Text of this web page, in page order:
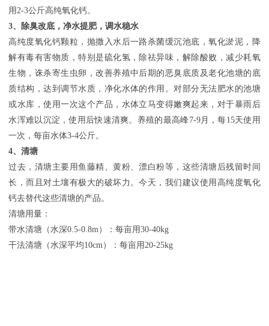
用2-3公斤高纯氧化钙。
3、除臭改底，净水提肥，调水稳水
高纯度氧化钙颗粒，抛撒入水后一路杀菌缓沉池底，氧化淤泥，降
解有毒有害物质，特别是硫化氢，除祛异味，解除酸败，减少耗氧
生物，诛杀寄生虫卵，改善养殖中后期的恶臭底质及老化池塘的底
质结构，达到调节水质，净化水体的作用。对部分无法肥水的池塘
或水库，使用一次这个产品，水体立马变得嫩爽起来，对于暴雨后
水浑难以沉淀，使用后快速清爽。养殖的最高峰7-9月，每15天使用
一次，每亩水体3-4公斤。
4、清塘
过去，清塘主要用鱼藤精、黄粉、漂白粉等，这些清塘后残留时间
长，而且对土壤有极大的破坏力。今天，我们建议使用高纯度氧化
钙去替代这些清塘的产品。
清塘用量：
带水清塘（水深0.5-0.8m）：每亩用30-40kg
干法清塘（水深平均10cm）：每亩用20-25kg